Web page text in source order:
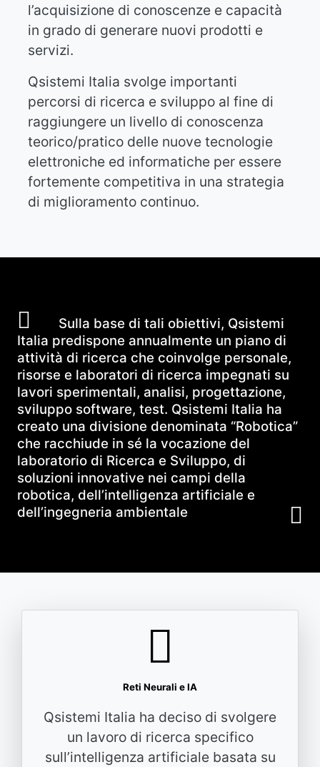
l’acquisizione di conoscenze e capacità
in grado di generare nuovi prodotti e
servizi.
Qsistemi Italia svolge importanti
percorsi di ricerca e sviluppo al fine di
raggiungere un livello di conoscenza
teorico/pratico delle nuove tecnologie
elettroniche ed informatiche per essere
fortemente competitiva in una strategia
di miglioramento continuo.
Sulla base di tali obiettivi, Qsistemi
Italia predispone annualmente un piano di
attività di ricerca che coinvolge personale,
risorse e laboratori di ricerca impegnati su
lavori sperimentali, analisi, progettazione,
sviluppo software, test. Qsistemi Italia ha
creato una divisione denominata “Robotica”
che racchiude in sé la vocazione del
laboratorio di Ricerca e Sviluppo, di
soluzioni innovative nei campi della
robotica, dell’intelligenza artificiale e
dell’ingegneria ambientale
Reti Neurali e IA
Qsistemi Italia ha deciso di svolgere
un lavoro di ricerca specifico
sull’intelligenza artificiale basata su